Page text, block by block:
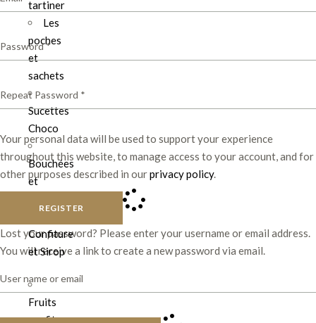
tartiner
Les
poches
et
sachets
Sucettes
Choco
Bouchées
et
Confiture
et Sirop
Fruits
confits
Your personal data will be used to support your experience
throughout this website, to manage access to your account, and for
other purposes described in ourprivacy policy.
REGISTER
Lost your password? Please enter your username or email address.
You will receive a link to create a new password via email.